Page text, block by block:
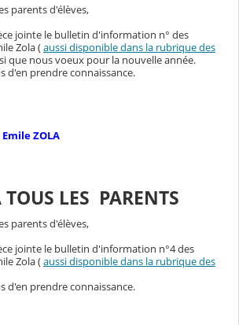
parents d'élèves,
jointe le bulletin d'information n° des
Zola (aussi disponible dans la rubrique des
que nous voeux pour la nouvelle année.
d'en prendre connaissance.
ZOLA
TOUS LES PARENTS
parents d'élèves,
jointe le bulletin d'information n°4 des
Zola (aussi disponible dans la rubrique des
d'en prendre connaissance.